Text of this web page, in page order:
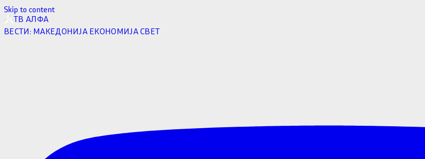
Skip to content
ТВ АЛФА
ВЕСТИ: МАКЕДОНИЈА ЕКОНОМИЈАСВЕТ